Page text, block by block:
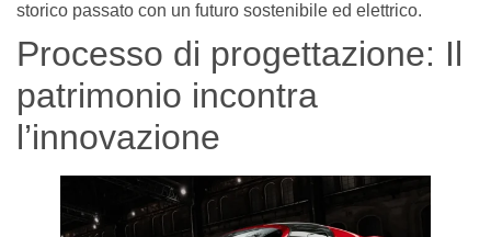
storico passato con un futuro sostenibile ed elettrico.
Processo di progettazione: Il
patrimonio incontra
l’innovazione